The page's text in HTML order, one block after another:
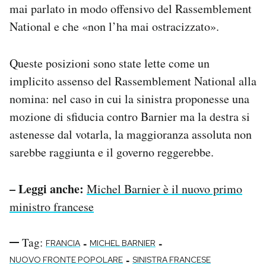
mai parlato in modo offensivo del Rassemblement
National e che «non l’ha mai ostracizzato».
Queste posizioni sono state lette come un
implicito assenso del Rassemblement National alla
nomina: nel caso in cui la sinistra proponesse una
mozione di sfiducia contro Barnier ma la destra si
astenesse dal votarla, la maggioranza assoluta non
sarebbe raggiunta e il governo reggerebbe.
– Leggi anche: Michel Barnier è il nuovo primo
ministro francese
Tag: FRANCIA - MICHEL BARNIER -
NUOVO FRONTE POPOLARE - SINISTRA FRANCESE